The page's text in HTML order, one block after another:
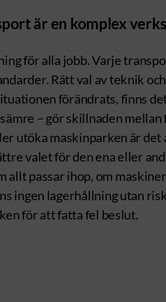
är en komplex
för alla jobb. Varje
Rätt val av teknik
förändrats, finns
– gör skillnaden mellan
utöka maskinparken är
valet för den ena eller
allt passar ihop, om
ingen lagerhållning utan
för att fatta fel beslut.